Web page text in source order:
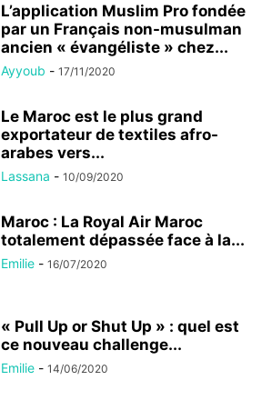
L’application Muslim Pro fondée
par un Français non-musulman
ancien « évangéliste » chez...
Ayyoub - 17/11/2020
Le Maroc est le plus grand
exportateur de textiles afro-
arabes vers...
Lassana - 10/09/2020
Maroc : La Royal Air Maroc
totalement dépassée face à la...
Emilie - 16/07/2020
« Pull Up or Shut Up » : quel est
ce nouveau challenge...
Emilie - 14/06/2020